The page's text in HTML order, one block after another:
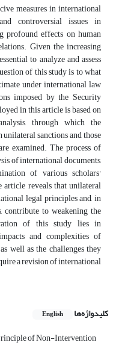
measures in international
controversial issues in
profound effects on human
Given the increasing
to analyze and assess
of this study is to what
under international law
imposed by the Security
in this article is based on
through which the
sanctions and those
examined. The process of
of international documents,
of various scholars'
reveals that unilateral
legal principles and, in
to weakening the
of this study lies in
and complexities of
well as the challenges they
a revision of international
کلیدواژه‌ها English
of Non-Intervention